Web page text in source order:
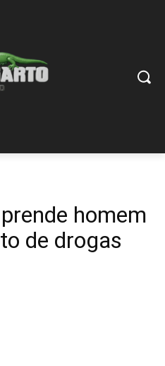
homem
de drogas